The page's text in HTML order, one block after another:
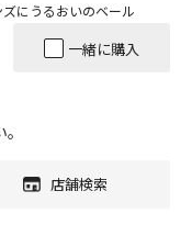
にうるおいのベール
一緒に購入
店舗検索